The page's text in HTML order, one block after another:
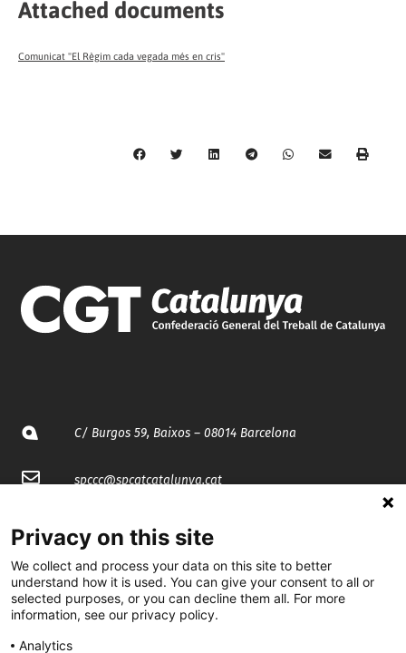
Attached documents
Comunicat "El Règim cada vegada més en cris"
C/ Burgos 59, Baixos – 08014 Barcelona
spccc@spcgtcatalunya.cat
@CGTCatalunya
cgtcatalunya
CGTCatalunya
Privacy on this site
We collect and process your data on this site to better
understand how it is used. You can give your consent to all or
selected purposes, or you can decline them all. For more
information, see our privacy policy.
Analytics